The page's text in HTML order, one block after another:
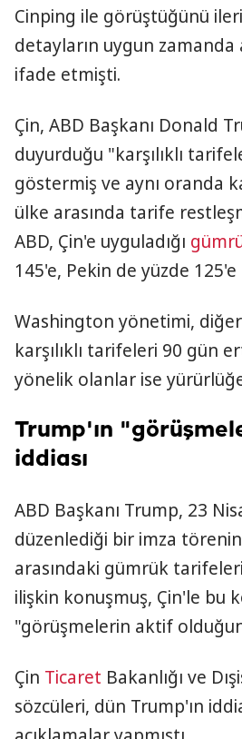
Cinping​​​​​​​ ile görüştüğünü
detayların uygun zamanda
ifade etmişti.
Çin, ABD Başkanı Donald
duyurduğu "karşılıklı
göstermiş ve aynı oranda
ülke arasında tarife
ABD, Çin'e uyguladığı
145'e, Pekin de yüzde 125'e
Washington yönetimi,
karşılıklı tarifeleri 90 gün
yönelik olanlar ise
Trump'ın
iddiası
ABD Başkanı Trump, 23
düzenlediği bir imza
arasındaki gümrük
ilişkin konuşmuş, Çin'le bu
"görüşmelerin aktif
Çin Ticaret Bakanlığı ve
sözcüleri, dün Trump'ın